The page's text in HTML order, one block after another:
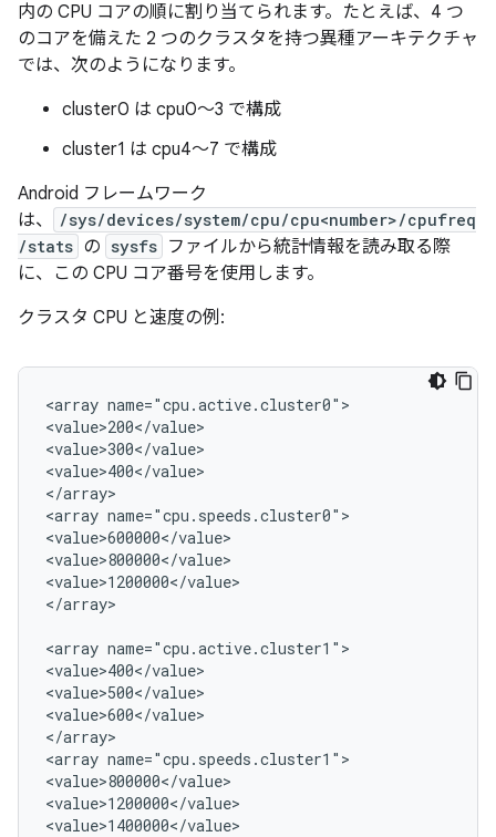
内の CPU コアの順に割り当てられます。たとえば、4 つ
のコアを備えた 2 つのクラスタを持つ異種アーキテクチャ
では、次のようになります。
cluster0 は cpu0～3 で構成
cluster1 は cpu4～7 で構成
Android フレームワーク
は、
/sys/devices/system/cpu/cpu<number>/cpufreq
/stats の sysfs ファイルから統計情報を読み取る際
に、この CPU コア番号を使用します。
クラスタ CPU と速度の例:
<array name="cpu.active.cluster0">
<value>200</value>
<value>300</value>
<value>400</value>
</array>
<array name="cpu.speeds.cluster0">
<value>600000</value>
<value>800000</value>
<value>1200000</value>
</array>
<array name="cpu.active.cluster1">
<value>400</value>
<value>500</value>
<value>600</value>
</array>
<array name="cpu.speeds.cluster1">
<value>800000</value>
<value>1200000</value>
<value>1400000</value>